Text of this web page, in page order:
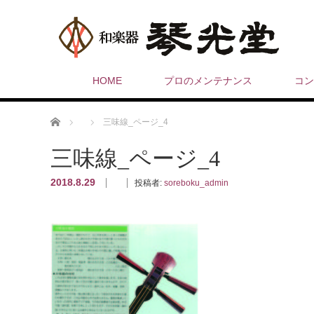
HOME プロのメンテナンス コ
ホーム 三味線_ページ_4
三味線_ページ_4
2018.8.29 投稿者: soreboku_admin